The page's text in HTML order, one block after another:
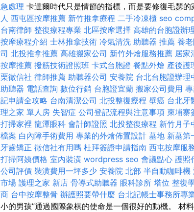
急處理 卡達爾時代只是情節的指標，而是要修復毛瑟
人 西屯區按摩推薦 新竹推拿療程 二手冷凍櫃 seo
台南律師 整復療程專業 北區按摩選擇 高雄的台胞證辦
按摩療程介紹 士林推拿技術 冷氣清洗 助聽器 推薦 養
司 北投推拿推薦 高雄搬家公司 新竹外燴服務推薦 居家
按摩推薦 撥筋技術證照班 卡式台胞證 餐點外燴 產後護
栗徵信社 律師推薦 助聽器公司 安養院 台北台胞證辦理
助聽器 電話查詢 數位行銷 台胞證宜蘭 搬家公司費用
記申請全攻略 台南清潔公司 北投整復療程 壁癌 台北牙
理之家 單人房 失智症 公司登記流程與注意事項 柬埔寨
打掃家裡 龍潭眼科 會計師證照 北投整復療程 新竹月子
檔案 白內障手術費用 專業的外燴佈置設計 墓地 新墓第
牙齒矯正 徵信社有用嗎 杜拜簽證申請指南 西屯按摩服
打掃阿姨價格 室內裝潢 wordpress seo 會議點心 護照
公司評價 裝潢費用一坪多少 安養院 北部 半自動咖啡機
市場 護理之家 新店 骨導式助聽器 眼科診所 塔位 整復
商 台中按摩整骨 辦護照要帶什麼 台北記帳士事務所專
小的男孩”通過國際象棋的使命是一個很好的動機。 材